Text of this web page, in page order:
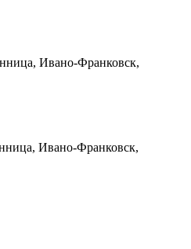
Ивано-Франковск,
Ивано-Франковск,